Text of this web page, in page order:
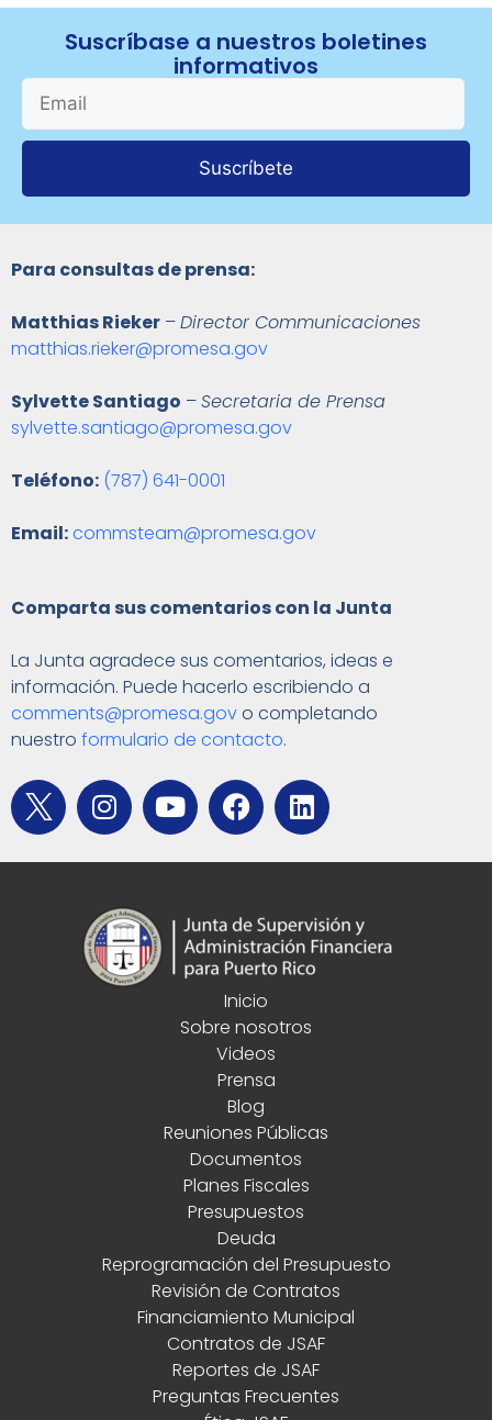
Suscríbase a nuestros boletines
informativos
Suscríbete
Para consultas de prensa:
Matthias Rieker –Director Communicaciones
matthias.rieker@promesa.gov
Sylvette Santiago –Secretaria de Prensa
sylvette.santiago@promesa.gov
Teléfono: (787) 641-0001
Email:commsteam@promesa.gov
Comparta sus comentarios con la Junta
La Junta agradece sus comentarios, ideas e
información. Puede hacerlo escribiendo a
comments@promesa.govo completando
nuestro formulario de contacto.
Inicio
Sobre nosotros
Videos
Prensa
Blog
Reuniones Públicas
Documentos
Planes Fiscales
Presupuestos
Deuda
Reprogramación del Presupuesto
Revisión de Contratos
Financiamiento Municipal
Contratos de JSAF
Reportes de JSAF
Preguntas Frecuentes